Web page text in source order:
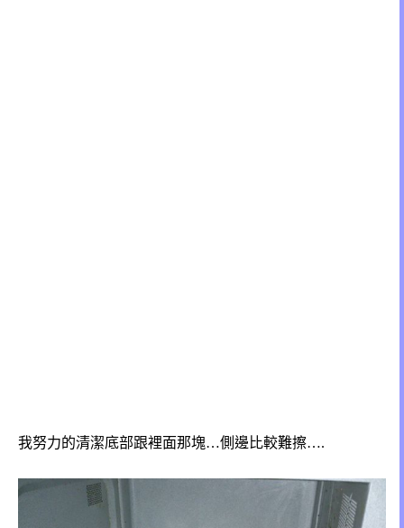
我努力的清潔底部跟裡面那塊…側邊比較難擦….